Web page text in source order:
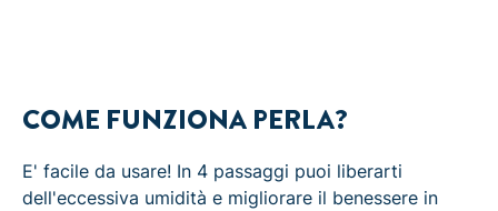
COME FUNZIONA PERLA?
E' facile da usare! In 4 passaggi puoi liberarti
dell'eccessiva umidità e migliorare il benessere in